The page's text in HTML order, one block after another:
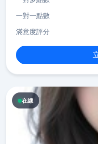
一對一點數
滿意度評分
在線